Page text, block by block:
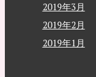
2019年3月
2019年2月
2019年1月